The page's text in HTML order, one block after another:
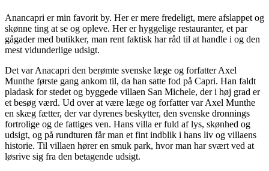
Anancapri er min favorit by. Her er mere fredeligt, mere afslappet og
skønne ting at se og opleve. Her er hyggelige restauranter, et par
gågader med butikker, man rent faktisk har råd til at handle i og den
mest vidunderlige udsigt.
Det var Anacapri den berømte svenske læge og forfatter Axel
Munthe første gang ankom til, da han satte fod på Capri. Han faldt
pladask for stedet og byggede villaen San Michele, der i høj grad er
et besøg værd. Ud over at være læge og forfatter var Axel Munthe
en skæg fætter, der var dyrenes beskytter, den svenske dronnings
fortrolige og de fattiges ven. Hans villa er fuld af lys, skønhed og
udsigt, og på rundturen får man et fint indblik i hans liv og villaens
historie. Til villaen hører en smuk park, hvor man har svært ved at
løsrive sig fra den betagende udsigt.